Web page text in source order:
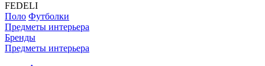
FEDELI
Поло Футболки
Предметы интерьера
Бренды
Предметы интерьера